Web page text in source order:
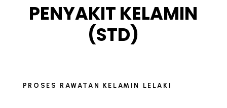
PENYAKIT KELAMIN
(STD)
PROSES RAWATAN KELAMIN LELAKI